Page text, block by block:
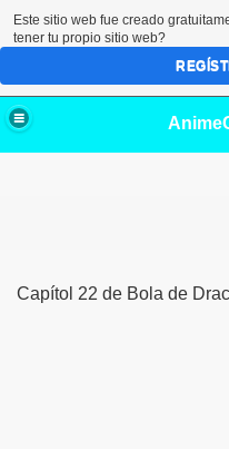
Capítol 22 de Bola de
Este sitio web fue creado
tener tu propio sitio web?